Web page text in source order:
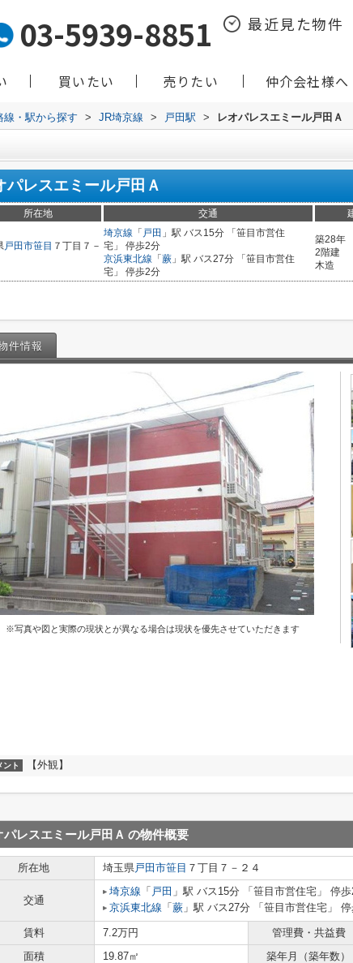
03-5939-8851 最近見た物件
買いたい 売りたい 仲介会社様へ
線・駅から探す > JR埼京線 > 戸田駅 > レオパレスエミール戸田Ａ
パレスエミール戸田Ａ
所在地 交通
戸田市笹目 ７丁目７－
埼京線 「 戸田 」駅 バス15分 「笹目市営住
宅」 停歩2分
京浜東北線 「 蕨 」駅 バス27分 「笹目市営住
宅」 停歩2分
築28年
2階建
木造
件情報
※写真や図と実際の現状とが異なる場合は現状を優先させていただきます
ント 【外観】
パレスエミール戸田Ａ の物件概要
所在地 埼玉県戸田市笹目 ７丁目７－２４
交通
埼京線 「 戸田 」駅 バス15分 「笹目市営住宅」 停歩
京浜東北線 「 蕨 」駅 バス27分 「笹目市営住宅」
賃料 7.2万円 管理費・共益費
面積
19.87㎡ 築年月（築年数）